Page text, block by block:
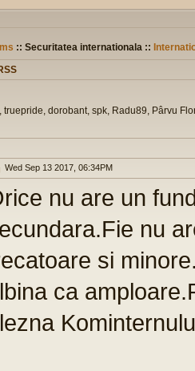
:: Securitatea internationala ::
dorobant, spk, Radu89, Pârvu
Wed Sep 13 2017, 06:34PM
nu are un
nu
si
ca